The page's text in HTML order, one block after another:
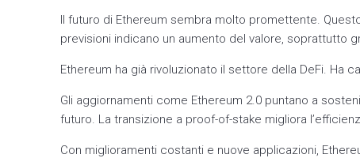
Il futuro di Ethereum sembra molto promettente.
previsioni indicano un aumento del valore, soprattutto
Ethereum ha già rivoluzionato il settore della DeFi. Ha
Gli aggiornamenti come Ethereum 2.0 puntano a
futuro. La transizione a proof-of-stake migliora
Con miglioramenti costanti e nuove applicazioni,